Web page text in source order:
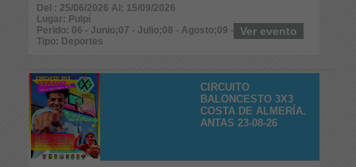
Del : 25/06/2026 Al: 15/09/2026
Lugar: Pulpí
Perido: 06 - Junio;07 - Julio;08 - Agosto;09 - Septiembre
Tipo: Deportes
Ver evento
CIRCUITO
BALONCESTO 3X3
COSTA DE ALMERÍA.
ANTAS 23-08-26